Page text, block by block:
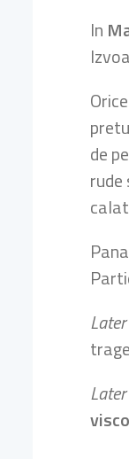
In
de